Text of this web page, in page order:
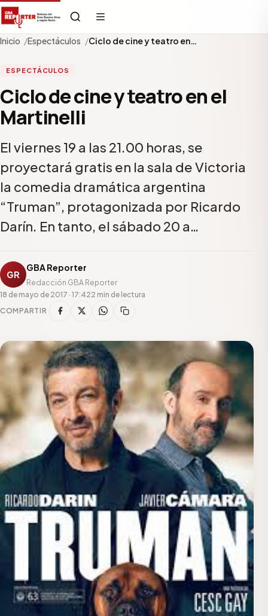
Inicio Espectáculos Ciclo de cine y teatro en…
ESPECTÁCULOS
Ciclo de cine y teatro en el
Martinelli
El viernes 19 a las 21.00 horas, se
proyectará gratis en la sala de Victoria
la comedia dramática argentina
“Truman”, protagonizada por Ricardo
Darín. En tanto, el sábado 20 a…
GR
GBA Reporter
Redacción GBA Reporter
18 de mayo de 2017 · 17:422 min de lectura
COMPARTIR